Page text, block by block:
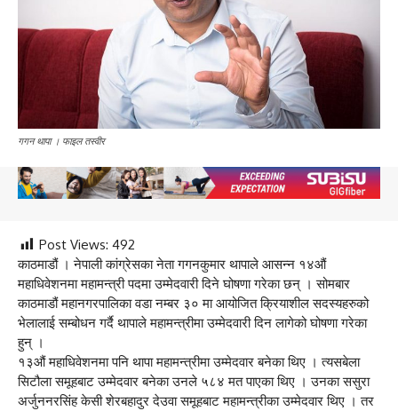
गगन थापा । फाइल तस्वीर
Post Views: 492
काठमाडौं । नेपाली कांग्रेसका नेता गगनकुमार थापाले आसन्न १४औं
महाधिवेशनमा महामन्त्री पदमा उम्मेदवारी दिने घोषणा गरेका छन् । सोमबार
काठमाडौं महानगरपालिका वडा नम्बर ३० मा आयोजित क्रियाशील सदस्यहरुको
भेलालाई सम्बोधन गर्दै थापाले महामन्त्रीमा उम्मेदवारी दिन लागेको घोषणा गरेका
हुन् ।
१३औं महाधिवेशनमा पनि थापा महामन्त्रीमा उम्मेदवार बनेका थिए । त्यसबेला
सिटौला समूहबाट उम्मेदवार बनेका उनले ५८४ मत पाएका थिए । उनका ससुरा
अर्जुननरसिंह केसी शेरबहादुर देउवा समूहबाट महामन्त्रीका उम्मेदवार थिए । तर